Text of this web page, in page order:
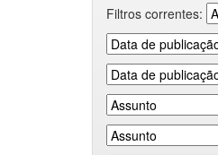
Filtros correntes: